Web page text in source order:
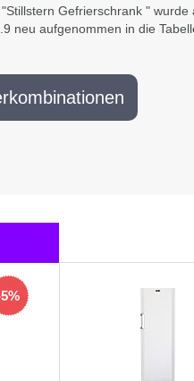
Gefrierschrank " wurde
neu aufgenommen in die